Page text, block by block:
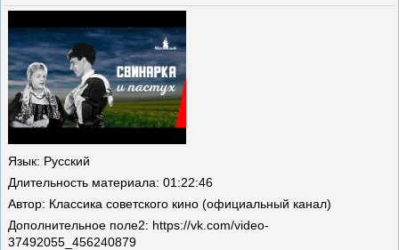
Язык: Русский
Длительность материала: 01:22:46
Автор: Классика советского кино (официальный канал)
Дополнительное поле2: https://vk.com/video-
37492055_456240879